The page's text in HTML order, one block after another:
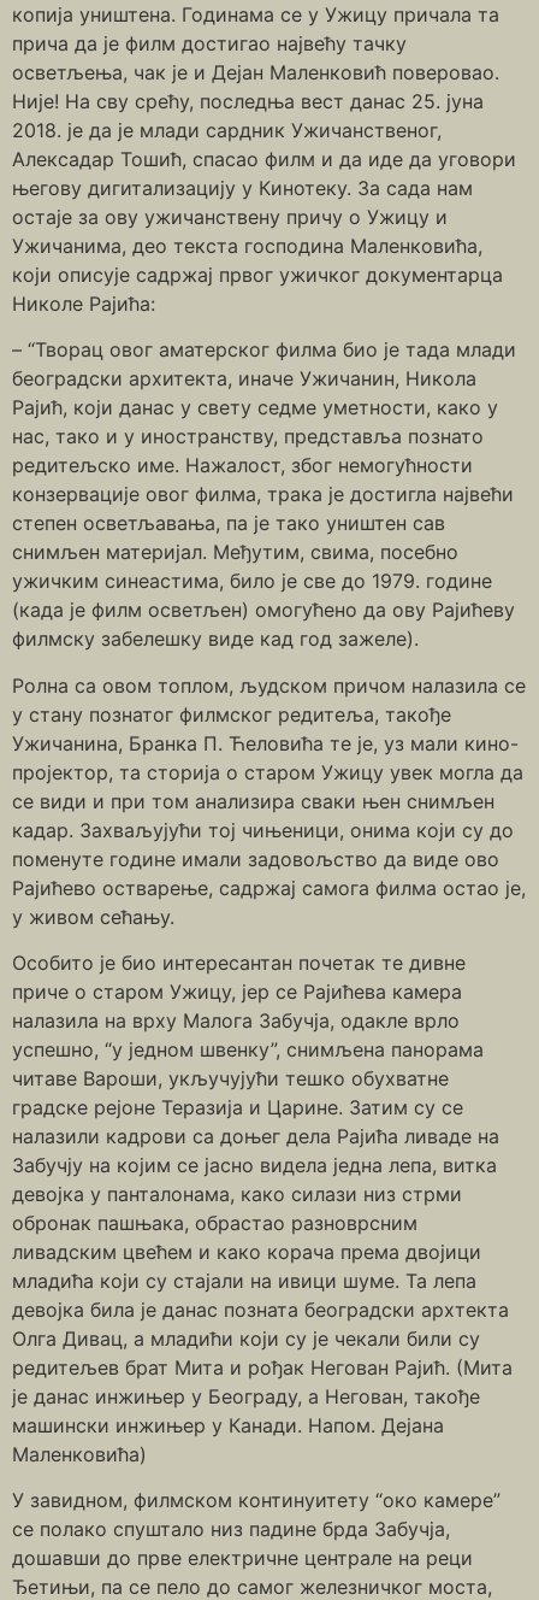
копија уништена. Годинама се у Ужицу причала та
прича да је филм достигао највећу тачку
осветљења, чак је и Дејан Маленковић поверовао.
Није! На сву срећу, последња вест данас 25. јуна
2018. је да је млади сардник Ужичанственог,
Алексадар Тошић, спасао филм и да иде да уговори
његову дигитализацију у Кинотеку. За сада нам
остаје за ову ужичанствену причу о Ужицу и
Ужичанима, део текста господина Маленковића,
који описује садржај првог ужичког документарца
Николе Рајића:
– “Творац овог аматерског филма био је тада млади
београдски архитекта, иначе Ужичанин, Никола
Рајић, који данас у свету седме уметности, како у
нас, тако и у иностранству, представља познато
редитељско име. Нажалост, због немогућности
конзервације овог филма, трака је достигла највећи
степен осветљавања, па је тако уништен сав
снимљен материјал. Међутим, свима, посебно
ужичким синеастима, било је све до 1979. године
(када је филм осветљен) омогућено да ову Рајићеву
филмску забелешку виде кад год зажеле).
Ролна са овом топлом, људском причом налазила се
у стану познатог филмског редитеља, такође
Ужичанина, Бранка П. Ћеловића те је, уз мали кино-
пројектор, та сторија о старом Ужицу увек могла да
се види и при том анализира сваки њен снимљен
кадар. Захваљујући тој чињеници, онима који су до
поменуте године имали задовољство да виде ово
Рајићево остварење, садржај самога филма остао је,
у живом сећању.
Особито је био интересантан почетак те дивне
приче о старом Ужицу, јер се Рајићева камера
налазила на врху Малога Забучја, одакле врло
успешно, “у једном швенку”, снимљена панорама
читаве Вароши, укључујући тешко обухватне
градске рејоне Теразија и Царине. Затим су се
налазили кадрови са доњег дела Рајића ливаде на
Забучју на којим се јасно видела једна лепа, витка
девојка у панталонама, како силази низ стрми
обронак пашњака, обрастао разноврсним
ливадским цвећем и како корача према двојици
младића који су стајали на ивици шуме. Та лепа
девојка била је данас позната београдски архтекта
Олга Дивац, а младићи који су је чекали били су
редитељев брат Мита и рођак Негован Рајић. (Мита
је данас инжињер у Београду, а Негован, такође
машински инжињер у Канади. Напом. Дејана
Маленковића)
У завидном, филмском континуитету “око камере”
се полако спуштало низ падине брда Забучја,
дошавши до прве електричне централе на реци
Ђетињи, па се пело до самог железничког моста,